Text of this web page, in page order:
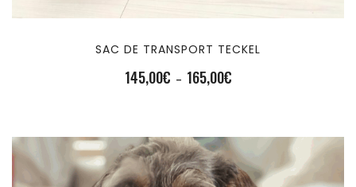
SAC DE TRANSPORT TECKEL
145,00€ – 165,00€Plage
à
165,00€